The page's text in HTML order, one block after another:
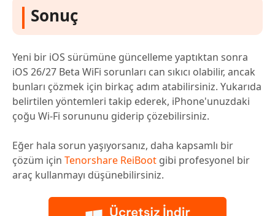
Sonuç
Yeni bir iOS sürümüne güncelleme yaptıktan sonra
iOS 26/27 Beta WiFi sorunları can sıkıcı olabilir, ancak
bunları çözmek için birkaç adım atabilirsiniz. Yukarıda
belirtilen yöntemleri takip ederek, iPhone'unuzdaki
çoğu Wi-Fi sorununu giderip çözebilirsiniz.
Eğer hala sorun yaşıyorsanız, daha kapsamlı bir
çözüm için Tenorshare ReiBoot gibi profesyonel bir
araç kullanmayı düşünebilirsiniz.